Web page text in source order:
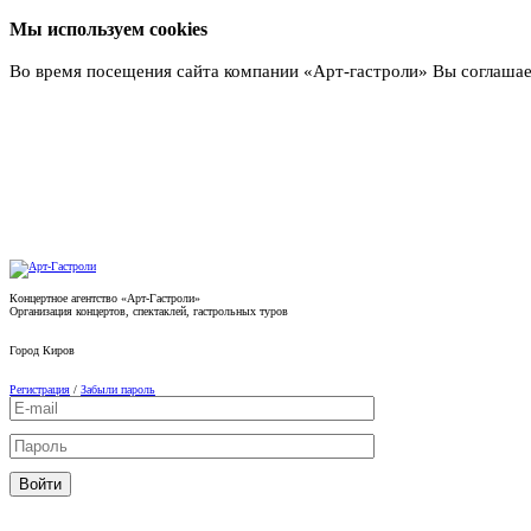
Мы используем cookies
Во время посещения сайта компании «Арт-гастроли» Вы
Концертное агентство «Арт-Гастроли»
Организация концертов, спектаклей, гастрольных туров
Город Киров
Регистрация / Забыли пароль